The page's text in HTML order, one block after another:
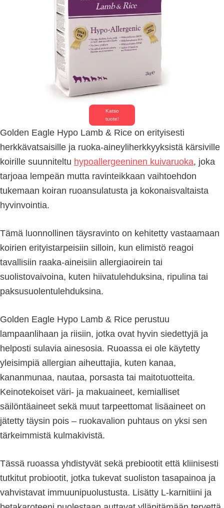
Katso
tuote!
Golden Eagle Hypo Lamb & Rice on erityisesti
herkkävatsaisille ja ruoka-aineyliherkkyyksistä kärsiville
koirille suunniteltu hypoallergeeninen kuivaruoka, joka
tarjoaa lempeän mutta ravinteikkaan vaihtoehdon
tukemaan koiran ruoansulatusta ja kokonaisvaltaista
hyvinvointia.
Tämä luonnollinen täysravinto on kehitetty vastaamaan
koirien erityistarpeisiin silloin, kun elimistö reagoi
tavallisiin raaka-aineisiin allergiaoirein tai
suolistovaivoina, kuten hiivatulehduksina, ripulina tai
paksusuolentulehduksina.
Golden Eagle Hypo Lamb & Rice perustuu
lampaanlihaan ja riisiin, jotka ovat hyvin siedettyjä ja
helposti sulavia ainesosia. Ruoassa ei ole käytetty
yleisimpiä allergian aiheuttajia, kuten kanaa,
kananmunaa, nautaa, porsasta tai maitotuotteita.
Keinotekoiset väri- ja makuaineet, kemialliset
säilöntäaineet sekä muut tarpeettomat lisäaineet on
jätetty täysin pois – ruokavalion puhtaus on yksi sen
tärkeimmistä kulmakivistä.
Tässä ruoassa yhdistyvät sekä prebiootit että kliinisesti
tutkitut probiootit, jotka tukevat suoliston tasapainoa ja
vahvistavat immuunipuolustusta. Lisätty L-karnitiini ja